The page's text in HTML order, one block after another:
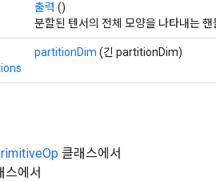
출력 ()
분할된 텐서의 전체 모양을 나타내는 핸
partitionDim (긴 partitionDim)
클래스에서
스에서